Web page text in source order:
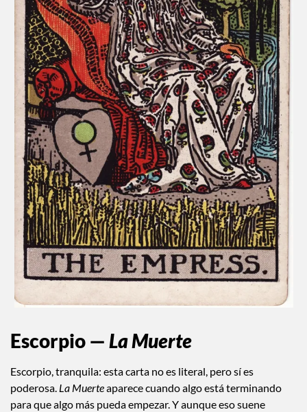
Escorpio — La Muerte
Escorpio, tranquila: esta carta no es literal, pero sí es
poderosa. La Muerteaparece cuando algo está terminando
para que algo más pueda empezar. Y aunque eso suene